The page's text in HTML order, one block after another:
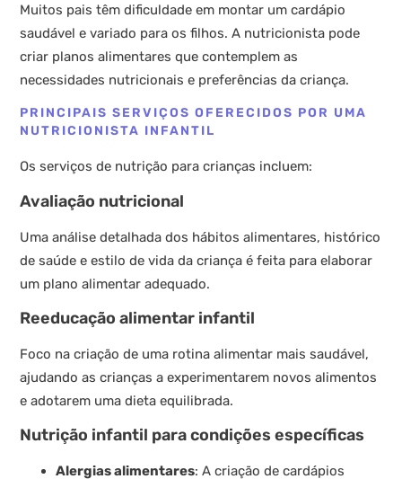
Muitos pais têm dificuldade em montar um cardápio
saudável e variado para os filhos. A nutricionista pode
criar planos alimentares que contemplem as
necessidades nutricionais e preferências da criança.
PRINCIPAIS SERVIÇOS OFERECIDOS POR UMA
NUTRICIONISTA INFANTIL
Os serviços de nutrição para crianças incluem:
Avaliação nutricional
Uma análise detalhada dos hábitos alimentares, histórico
de saúde e estilo de vida da criança é feita para elaborar
um plano alimentar adequado.
Reeducação alimentar infantil
Foco na criação de uma rotina alimentar mais saudável,
ajudando as crianças a experimentarem novos alimentos
e adotarem uma dieta equilibrada.
Nutrição infantil para condições específicas
Alergias alimentares: A criação de cardápios